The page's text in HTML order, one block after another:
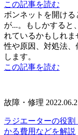
この記事を読む
ボンネットを開け
が...。もしかすると
れているかもしれ
性や原因、対処法
します。
この記事を読む
故障・修理
ラジエーターの役
かる費用などを解説